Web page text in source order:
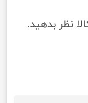
نظر بدهید.